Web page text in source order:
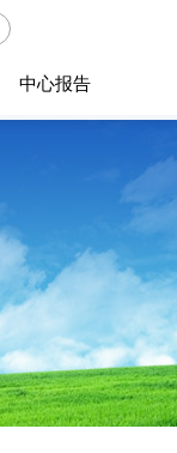
中心报告